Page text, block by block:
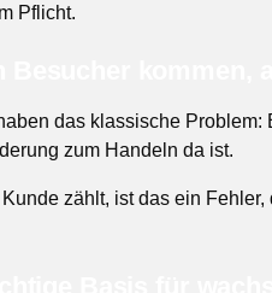
Pflicht.
das klassische
zum Handeln da ist.
Kunde zählt, ist das ein